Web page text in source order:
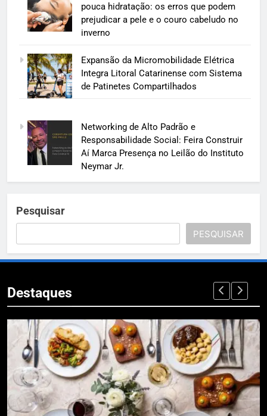
pouca hidratação: os erros que podem
prejudicar a pele e o couro cabeludo no
inverno
Expansão da Micromobilidade Elétrica
Integra Litoral Catarinense com Sistema
de Patinetes Compartilhados
Networking de Alto Padrão e
Responsabilidade Social: Feira Construir
Aí Marca Presença no Leilão do Instituto
Neymar Jr.
Pesquisar
PESQUISAR
Destaques